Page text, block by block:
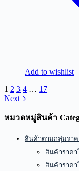
Add to wishlist
1 2 3 4 … 17
Next
หมวดหมู่สินค้า
สินค้าตามกลุ่มราค
สินค้าราคา
สินค้าราคา